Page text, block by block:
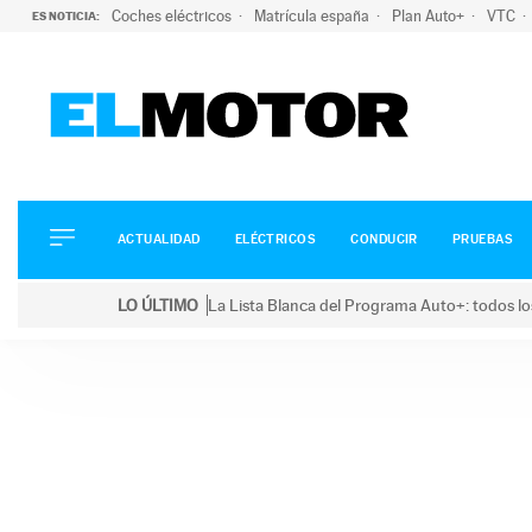
ES NOTICIA: Coches eléctricos Matrícula españa Plan Auto+ VTC
ELÉCTRICOS
CONDUCIR
ACTUALIDAD ELÉCTRICOS CONDUCIR PRUEBAS
LO ÚLTIMO La Lista Blanca del Programa Auto+: todos